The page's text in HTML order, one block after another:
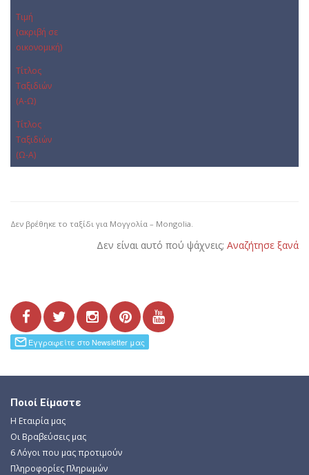
Τιμή
(ακριβή σε
οικονομική)
Τίτλος
Ταξιδιών
(Α-Ω)
Τίτλος
Ταξιδιών
(Ω-Α)
Δεν βρέθηκε το ταξίδι για Μογγολία – Mongolia.
Δεν είναι αυτό πού ψάχνεις; Αναζήτησε ξανά
Ποιοί Είμαστε
Η Εταιρία μας
Οι Βραβεύσεις μας
6 Λόγοι που μας προτιμούν
Πληροφορίες Πληρωμών